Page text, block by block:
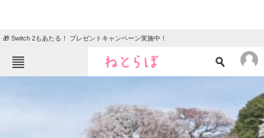
🎁 Switch 2もあたる！ プレゼントキャンペーン実施中！
クイズ